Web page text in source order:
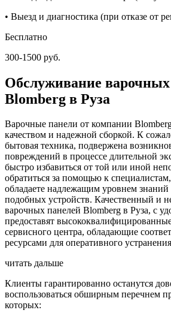
• Выезд и диагностика (при отказе от
Бесплатно
300-1500 руб.
Обслуживание
Blomberg в Руза
Варочные панели от компании
качеством и надежной сборкой. К
бытовая техника, подвержена
повреждений в процессе длительной
быстро избавиться от той или иной
обратиться за помощью к
обладаете надлежащим уровнем
подобных устройств. Качественный и
варочных панелей Blomberg в Руза, с
предоставят
сервисного центра, обладающие
ресурсами для оперативного
читать дальше
Клиенты гарантированно останутся
воспользоваться обширным перечнем
которых: